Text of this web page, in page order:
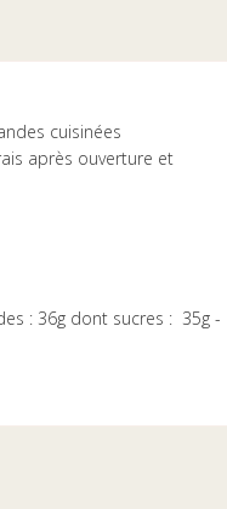
cuisinées
après ouverture et
: 36g dont sucres : 35g -